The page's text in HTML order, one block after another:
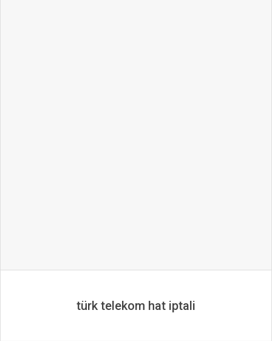
türk telekom hat iptali